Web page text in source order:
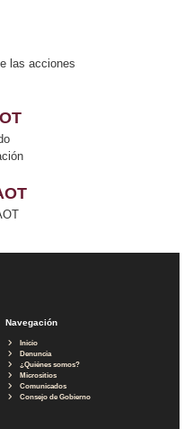
las acciones
Navegación
Inicio
Denuncia
¿Quiénes somos?
Micrositios
Comunicados
Consejo de Gobierno